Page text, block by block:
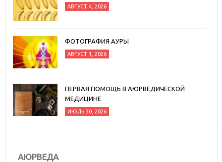
АВГУСТ 4, 2026
ФОТОГРАФИЯ АУРЫ
АВГУСТ 1, 2026
ПЕРВАЯ ПОМОЩЬ В АЮРВЕДИЧЕСКОЙ
МЕДИЦИНЕ
ИЮЛЬ 30, 2026
АЮРВЕДА